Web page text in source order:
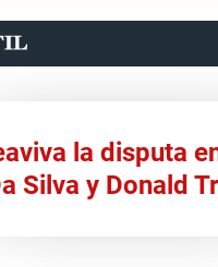
la disputa
Silva y Donald